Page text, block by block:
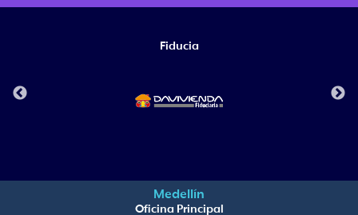
Fiducia
Medellín
Oficina Principal